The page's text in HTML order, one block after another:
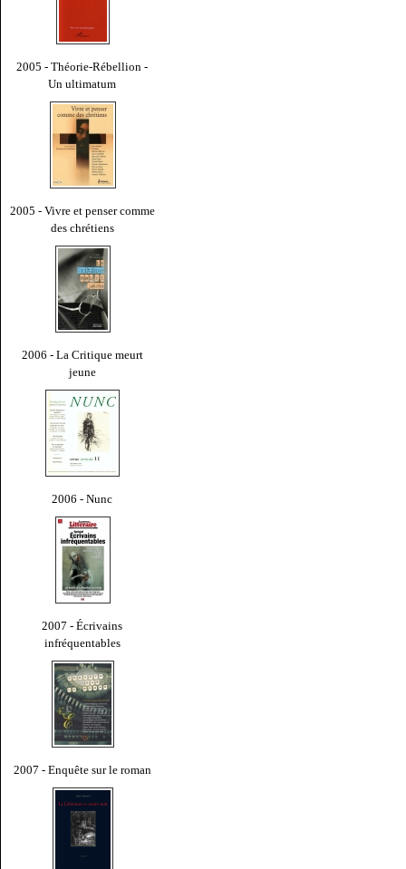
2005 - Théorie-Rébellion -
Un ultimatum
2005 - Vivre et penser comme
des chrétiens
2006 - La Critique meurt
jeune
2006 - Nunc
2007 - Écrivains
infréquentables
2007 - Enquête sur le roman